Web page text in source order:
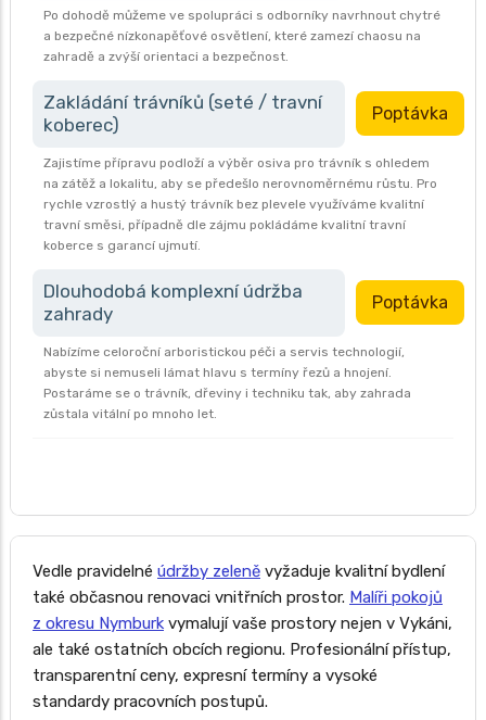
Po dohodě můžeme ve spolupráci s odborníky navrhnout chytré
a bezpečné nízkonapěťové osvětlení, které zamezí chaosu na
zahradě a zvýší orientaci a bezpečnost.
Zakládání trávníků (seté / travní
koberec)
Poptávka
Zajistíme přípravu podloží a výběr osiva pro trávník s ohledem
na zátěž a lokalitu, aby se předešlo nerovnoměrnému růstu. Pro
rychle vzrostlý a hustý trávník bez plevele využíváme kvalitní
travní směsi, případně dle zájmu pokládáme kvalitní travní
koberce s garancí ujmutí.
Dlouhodobá komplexní údržba
zahrady
Poptávka
Nabízíme celoroční arboristickou péči a servis technologií,
abyste si nemuseli lámat hlavu s termíny řezů a hnojení.
Postaráme se o trávník, dřeviny i techniku tak, aby zahrada
zůstala vitální po mnoho let.
Vedle pravidelné údržby zeleně vyžaduje kvalitní bydlení
také občasnou renovaci vnitřních prostor. Malíři pokojů
z okresu Nymburk vymalují vaše prostory nejen v Vykáni,
ale také ostatních obcích regionu. Profesionální přístup,
transparentní ceny, expresní termíny a vysoké
standardy pracovních postupů.